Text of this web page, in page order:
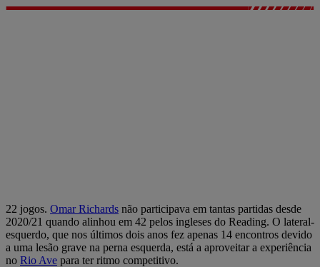
22 jogos. Omar Richards não participava em tantas partidas desde
2020/21 quando alinhou em 42 pelos ingleses do Reading. O lateral-
esquerdo, que nos últimos dois anos fez apenas 14 encontros devido
a uma lesão grave na perna esquerda, está a aproveitar a experiência
no Rio Ave para ter ritmo competitivo.